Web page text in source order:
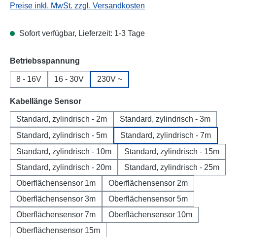
Preise inkl. MwSt. zzgl. Versandkosten
Sofort verfügbar, Lieferzeit: 1-3 Tage
Betriebsspannung
8 - 16V 16 - 30V 230V ~
Kabellänge Sensorauswählen
Standard, zylindrisch - 2m
Standard, zylindrisch - 3m
Standard, zylindrisch - 5m
Standard, zylindrisch - 7m
Standard, zylindrisch - 10m
Standard, zylindrisch - 15m
Standard, zylindrisch - 20m
Standard, zylindrisch - 25m
Oberflächensensor 1m
Oberflächensensor 2m
Oberflächensensor 3m
Oberflächensensor 5m
Oberflächensensor 7m
Oberflächensensor 10m
Oberflächensensor 15m